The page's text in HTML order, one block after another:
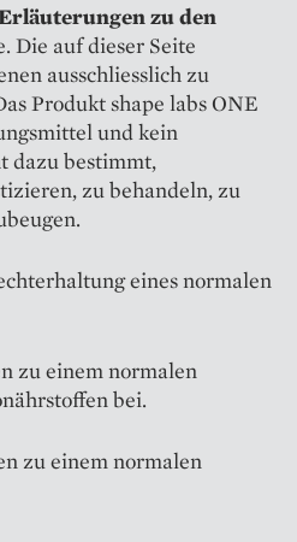
zu den
Die auf dieser Seite
ausschliesslich zu
Produkt shape labs ONE
und kein
dazu bestimmt,
zu behandeln, zu
eines normalen
zu einem normalen
bei.
zu einem normalen